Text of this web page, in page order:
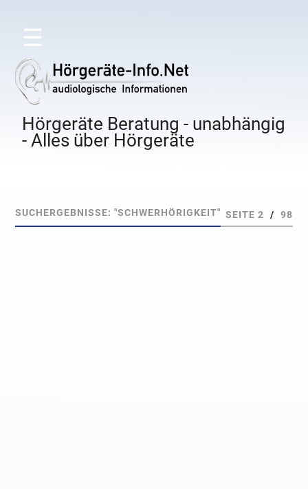
☰
Hörgeräte Beratung - unabhängig
- Alles über Hörgeräte
SUCHERGEBNISSE: "SCHWERHÖRIGKEIT" SEITE 2 / 98